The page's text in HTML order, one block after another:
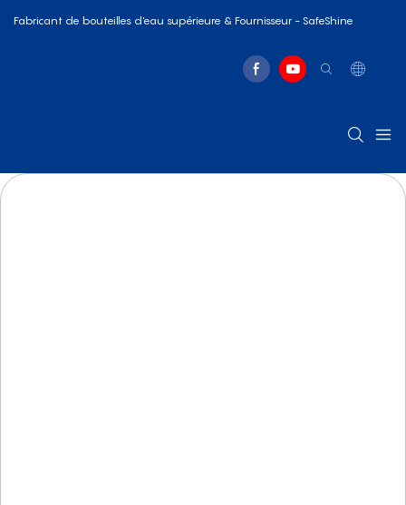
Fabricant de bouteilles d'eau supérieure & Fournisseur - SafeShine